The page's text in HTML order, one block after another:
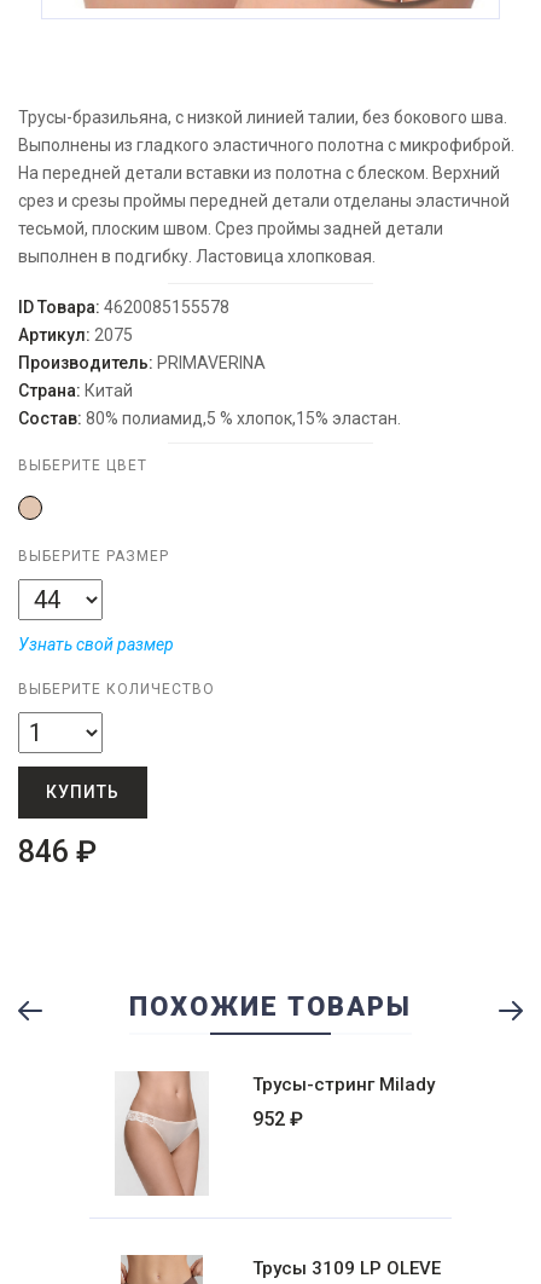
Трусы-бразильяна, с низкой линией талии, без бокового шва.
Выполнены из гладкого эластичного полотна с микрофиброй.
На передней детали вставки из полотна с блеском. Верхний
срез и срезы проймы передней детали отделаны эластичной
тесьмой, плоским швом. Срез проймы задней детали
выполнен в подгибку. Ластовица хлопковая.
ID Товара: 4620085155578
Артикул: 2075
Производитель: PRIMAVERINA
Страна: Китай
Состав: 80% полиамид,5 % хлопок,15% эластан.
ВЫБЕРИТЕ ЦВЕТ
ВЫБЕРИТЕ РАЗМЕР
Узнать свой размер
ВЫБЕРИТЕ КОЛИЧЕСТВО
КУПИТЬ
846 ₽
ПОХОЖИЕ ТОВАРЫ
Трусы-стринг Milady
952 ₽
Трусы 3109 LP OLEVE
Previous